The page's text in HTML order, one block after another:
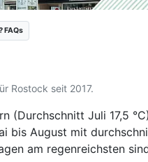
FAQs
Rostock seit 2017.
(Durchschnitt Juli 17,5
bis August mit
am regenreichsten